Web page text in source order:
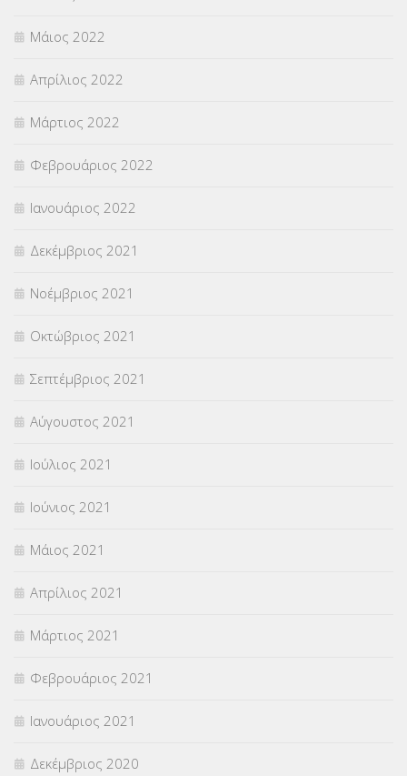
Μάιος 2022
Απρίλιος 2022
Μάρτιος 2022
Φεβρουάριος 2022
Ιανουάριος 2022
Δεκέμβριος 2021
Νοέμβριος 2021
Οκτώβριος 2021
Σεπτέμβριος 2021
Αύγουστος 2021
Ιούλιος 2021
Ιούνιος 2021
Μάιος 2021
Απρίλιος 2021
Μάρτιος 2021
Φεβρουάριος 2021
Ιανουάριος 2021
Δεκέμβριος 2020